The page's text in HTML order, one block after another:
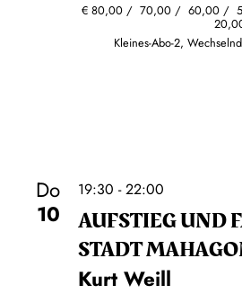
€80,00 70,00 60,00
Kleines-Abo-2,
Do
10
19:30 - 22:00
AUFSTIEG UND
STADT
Kurt Weill